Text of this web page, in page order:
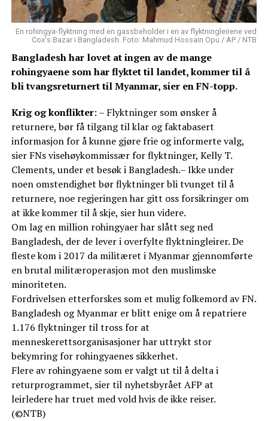
En rohingya-flyktning med en gassbeholder i en av flyktningleirene ved
Cox's Bazar i Bangladesh. Foto: Mahmud Hossain Opu / AP / NTB
Bangladesh har lovet at ingen av de mange
rohingyaene som har flyktet til landet, kommer til å
bli tvangsreturnert til Myanmar, sier en FN-topp.
Krig og konflikter: – Flyktninger som ønsker å
returnere, bør få tilgang til klar og faktabasert
informasjon for å kunne gjøre frie og informerte valg,
sier FNs visehøykommissær for flyktninger, Kelly T.
Clements, under et besøk i Bangladesh.– Ikke under
noen omstendighet bør flyktninger bli tvunget til å
returnere, noe regjeringen har gitt oss forsikringer om
at ikke kommer til å skje, sier hun videre.
Om lag en million rohingyaer har slått seg ned
Bangladesh, der de lever i overfylte flyktningleirer. De
fleste kom i 2017 da militæret i Myanmar gjennomførte
en brutal militæroperasjon mot den muslimske
minoriteten.
Fordrivelsen etterforskes som et mulig folkemord av FN.
Bangladesh og Myanmar er blitt enige om å repatriere
1.176 flyktninger til tross for at
menneskerettsorganisasjoner har uttrykt stor
bekymring for rohingyaenes sikkerhet.
Flere av rohingyaene som er valgt ut til å delta i
returprogrammet, sier til nyhetsbyrået AFP at
leirledere har truet med vold hvis de ikke reiser.
(©NTB)